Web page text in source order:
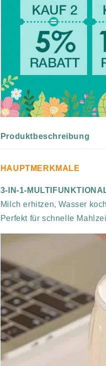
Produktbeschreibung
HAUPTMERKMALE
3-IN-1-
Milch erhitzen, Wasser
Perfekt für schnelle